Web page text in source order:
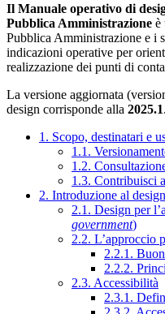
Il Manuale operativo di
Pubblica Amministrazione è
Pubblica Amministrazione e i
indicazioni operative per
realizzazione dei punti di
La versione aggiornata
design corrisponde alla 2025.1.
1. Scopo, destinatari e
1.1.
1.2.
1.3. Contribuisci
2. Introduzione al
2.1. Design per
government)
2.2. L’approccio
2.2.1.
2.2.2.
2.3. Accessibilità
2.3.1.